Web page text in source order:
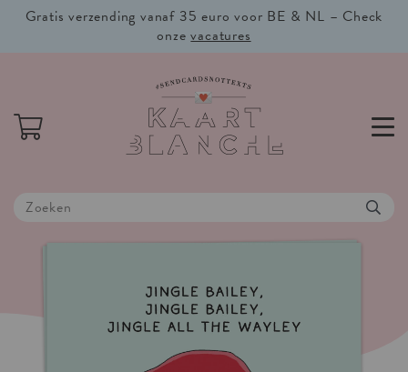
Gratis verzending vanaf 35 euro voor BE & NL – Check
onzevacatures